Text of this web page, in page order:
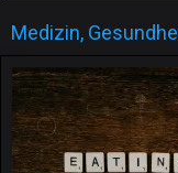
Medizin,